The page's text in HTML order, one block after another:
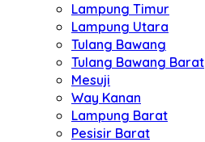
Lampung Timur
Lampung Utara
Tulang Bawang
Tulang Bawang Barat
Mesuji
Way Kanan
Lampung Barat
Pesisir Barat